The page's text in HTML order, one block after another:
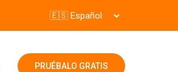
PRUÉBALO GRATIS